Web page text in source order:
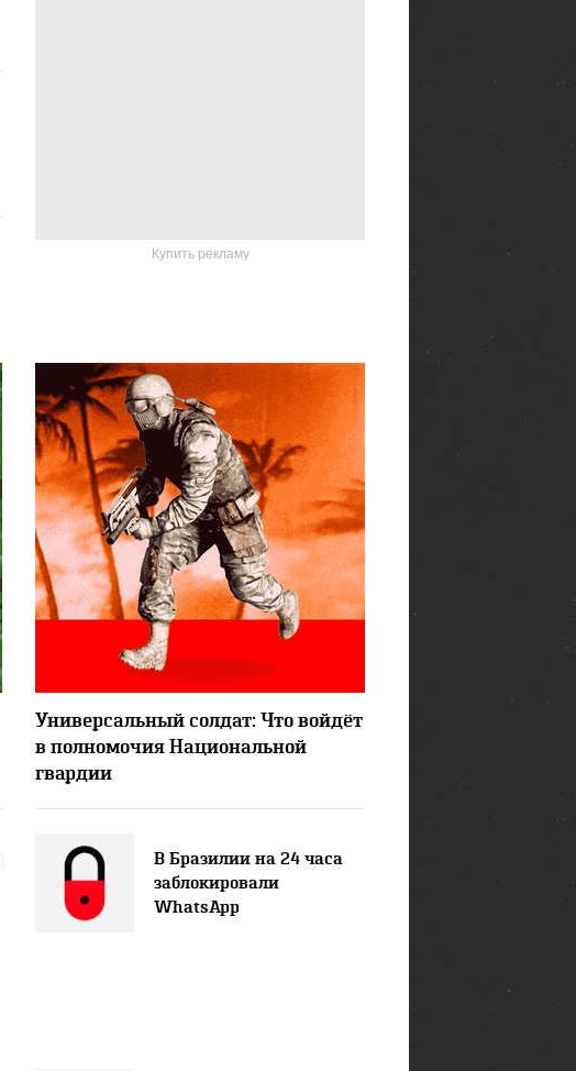
Купить рекламу
Универсальный солдат: Что войдёт
в полномочия Национальной
гвардии
В Бразилии на 24 часа
заблокировали
WhatsApp